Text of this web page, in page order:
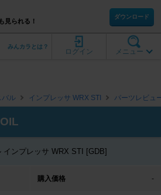
見られる！
ダウンロード
メニュー
ログイン
みんカラとは？
バル インプレッサ WRX STI パーツレビュ
インプレッサ WRX STI [GDB]
購入価格 -